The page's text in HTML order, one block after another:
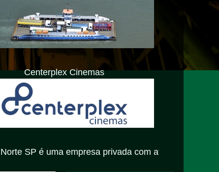
Centerplex Cinemas
empresa privada com atendimento exclusivamente